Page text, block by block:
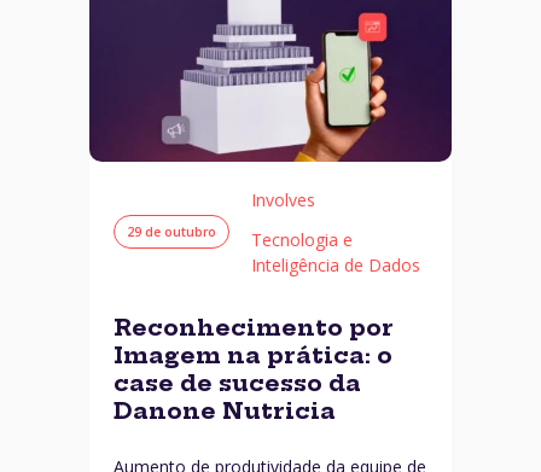
29 de outubro
Involves
Tecnologia e
Inteligência de Dados
Reconhecimento por
Imagem na prática: o
case de sucesso da
Danone Nutricia
Aumento de produtividade da equipe de